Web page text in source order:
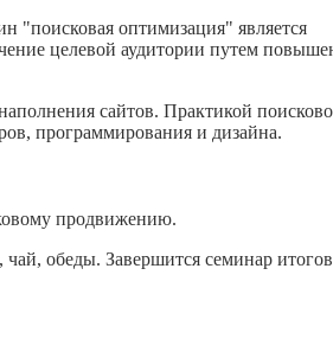
"поисковая оптимизация" является
целевой аудитории путем
сайтов. Практикой
программирования и дизайна.
продвижению.
чай, обеды. Завершится семинар